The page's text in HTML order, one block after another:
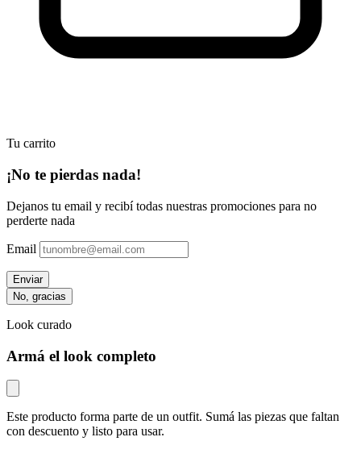
Tu carrito
¡No te pierdas nada!
Dejanos tu email y recibí todas nuestras promociones para no
perderte nada
Email
Enviar
No, gracias
Look curado
Armá el look completo
Este producto forma parte de un outfit. Sumá las piezas que faltan
con descuento y listo para usar.